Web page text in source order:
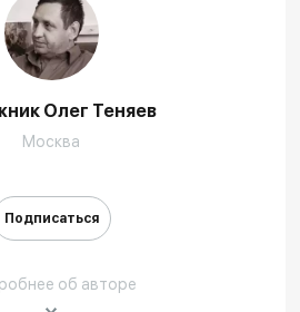
Художники
Услуги
Контакты
Олег Теняев
Москва
Подписаться
об авторе